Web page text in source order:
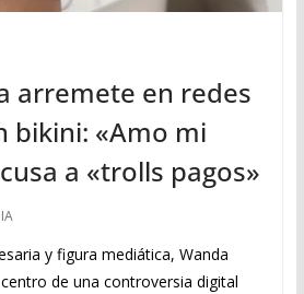
arremete en redes
bikini: «Amo mi
a «trolls pagos»
y figura mediática, Wanda
de una controversia digital